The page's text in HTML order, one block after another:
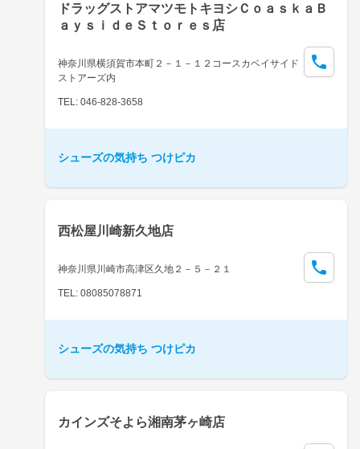
ドラッグストアマツモトキヨシＣｏａｓｋａＢ
ａｙｓｉｄｅＳｔｏｒｅｓ店
神奈川県横須賀市本町２－１－１２コースカベイサイド
ストアーズ内
TEL: 046-828-3658
シューズの気持ち つけピカ
西松屋川崎新久地店
神奈川県川崎市高津区久地２－５－２１
TEL: 08085078871
シューズの気持ち つけピカ
カインズそよら湘南茅ヶ崎店